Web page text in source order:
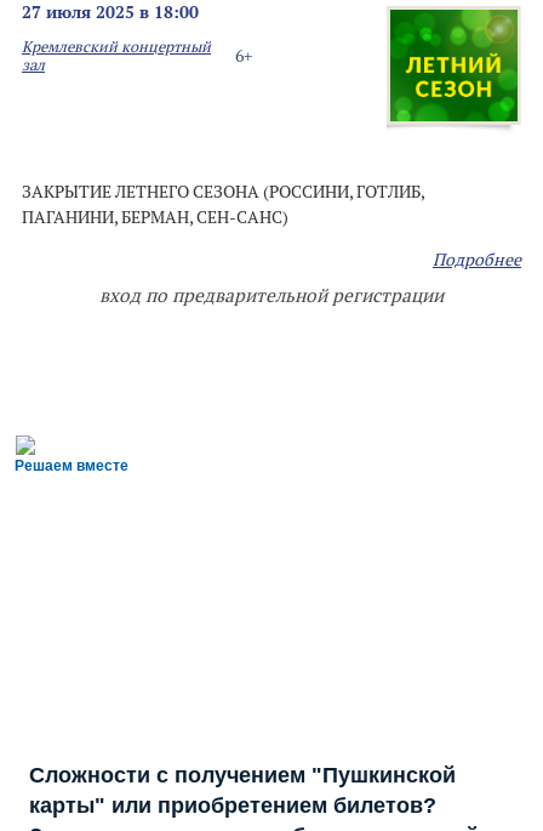
27 июля 2025 в 18:00
6+
Кремлевский концертный
зал
ЗАКРЫТИЕ ЛЕТНЕГО СЕЗОНА (РОССИНИ, ГОТЛИБ,
ПАГАНИНИ, БЕРМАН, СЕН-САНС)
Подробнее
вход по предварительной регистрации
Решаем вместе
Сложности с получением "Пушкинской
карты" или приобретением билетов?